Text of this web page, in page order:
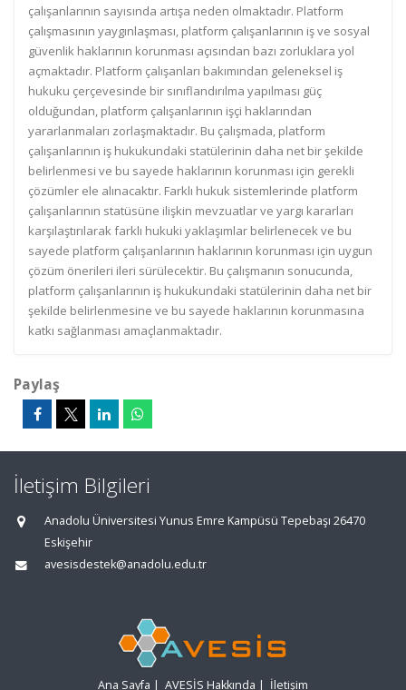
çalışanlarının sayısında artışa neden olmaktadır. Platform
çalışmasının yaygınlaşması, platform çalışanlarının iş ve sosyal
güvenlik haklarının korunması açısından bazı zorluklara yol
açmaktadır. Platform çalışanları bakımından geleneksel iş
hukuku çerçevesinde bir sınıflandırılma yapılması güç
olduğundan, platform çalışanlarının işçi haklarından
yararlanmaları zorlaşmaktadır. Bu çalışmada, platform
çalışanlarının iş hukukundaki statülerinin daha net bir şekilde
belirlenmesi ve bu sayede haklarının korunması için gerekli
çözümler ele alınacaktır. Farklı hukuk sistemlerinde platform
çalışanlarının statüsüne ilişkin mevzuatlar ve yargı kararları
karşılaştırılarak farklı hukuki yaklaşımlar belirlenecek ve bu
sayede platform çalışanlarının haklarının korunması için uygun
çözüm önerileri ileri sürülecektir. Bu çalışmanın sonucunda,
platform çalışanlarının iş hukukundaki statülerinin daha net bir
şekilde belirlenmesine ve bu sayede haklarının korunmasına
katkı sağlanması amaçlanmaktadır.
Paylaş
İletişim Bilgileri
Anadolu Üniversitesi Yunus Emre Kampüsü Tepebaşı 26470
Eskişehir
avesisdestek@anadolu.edu.tr
Ana Sayfa | AVESİS Hakkında | İletişim